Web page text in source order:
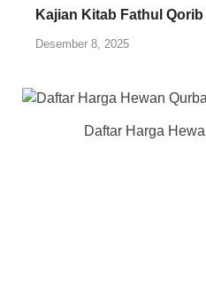
Kajian Kitab Fathul
Desember 8, 2025
Daftar Harga